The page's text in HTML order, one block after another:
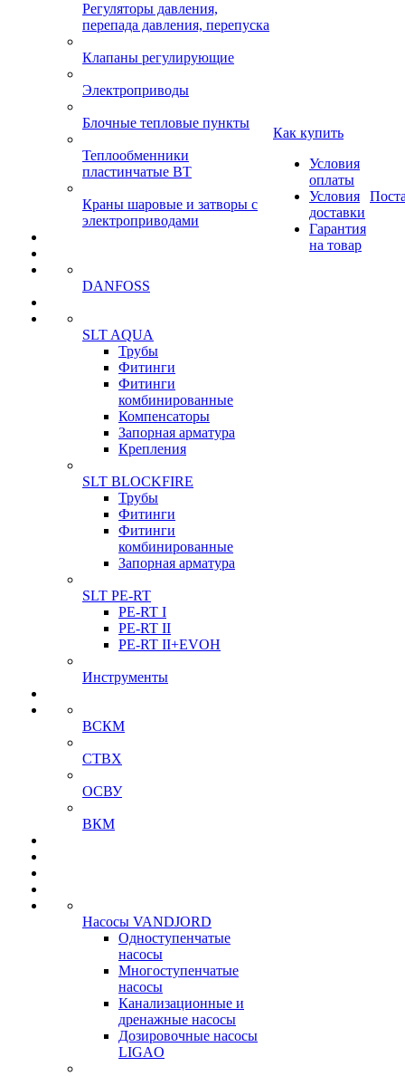
Регуляторы давления,
перепада давления, перепуска
Клапаны регулирующие
Электроприводы
Блочные тепловые пункты
Теплообменники
пластинчатые ВТ
Краны шаровые и затворы с
электроприводами
DANFOSS
SLT AQUA
Трубы
Фитинги
Фитинги
комбинированные
Компенсаторы
Запорная арматура
Крепления
SLT BLOCKFIRE
Трубы
Фитинги
Фитинги
комбинированные
Запорная арматура
SLT PE-RT
PE-RT I
PE-RT II
PE-RT II+EVOH
Инструменты
ВСКМ
СТВХ
ОСВУ
ВКМ
Насосы VANDJORD
Одноступенчатые
насосы
Многоступенчатые
насосы
Канализационные и
дренажные насосы
Дозировочные насосы
LIGAO
Как купить
Условия
оплаты
Условия
доставки
Гарантия
на товар